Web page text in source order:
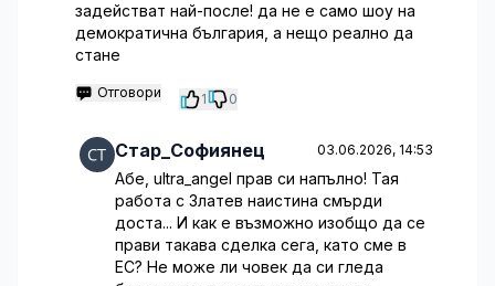
задействат най-после! да не е само шоу на
демократична българия, а нещо реално да
стане
Отговори 1 0
Стар_Софиянец 03.06.2026, 14:53
Абе, ultra_angel прав си напълно! Тая
работа с Златев наистина смърди
доста... И как е възможно изобщо да се
прави такава сделка сега, като сме в
ЕС? Не може ли човек да си гледа